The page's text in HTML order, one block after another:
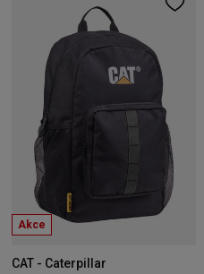
Akce
CAT - Caterpillar